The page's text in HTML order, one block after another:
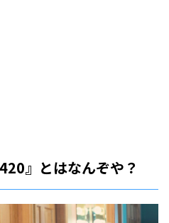
』とはなんぞや？